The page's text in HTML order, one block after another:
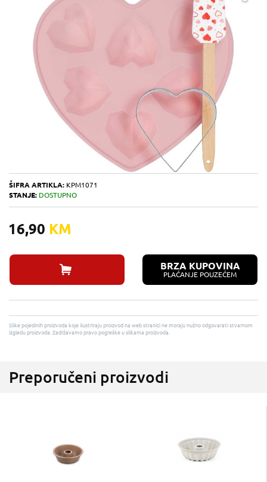
ŠIFRA ARTIKLA: KPM1071
STANJE: DOSTUPNO
16,90 KM
BRZA KUPOVINA
PLAĆANJE POUZEĆEM
Slike pojedinih proizvoda koje ilustriraju proizvod na web stranici ne moraju nužno odgovarati stvarnom
izgledu proizvoda. Zadržavamo pravo pogreške u slikama proizvoda.
Preporučeni proizvodi